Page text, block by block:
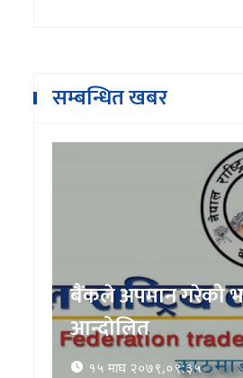
सम्बन्धित खबर
१२ वटा निर्माण
कालोसूचीमा
१५ माघ २०७९,१६:२९